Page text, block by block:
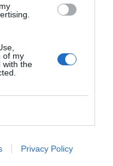
of my
with the
Privacy Policy